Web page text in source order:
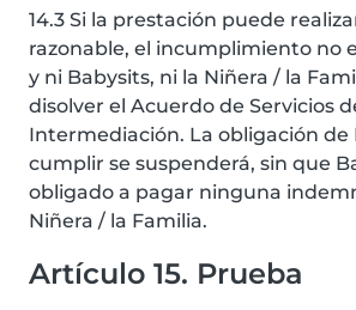
14.3 Si la prestación puede
razonable, el incumplimiento no
y ni Babysits, ni la Niñera / la
disolver el Acuerdo de Servicios
Intermediación. La obligación de
cumplir se suspenderá, sin que
obligado a pagar ninguna
Niñera / la Familia.
Artículo 15. Prueba